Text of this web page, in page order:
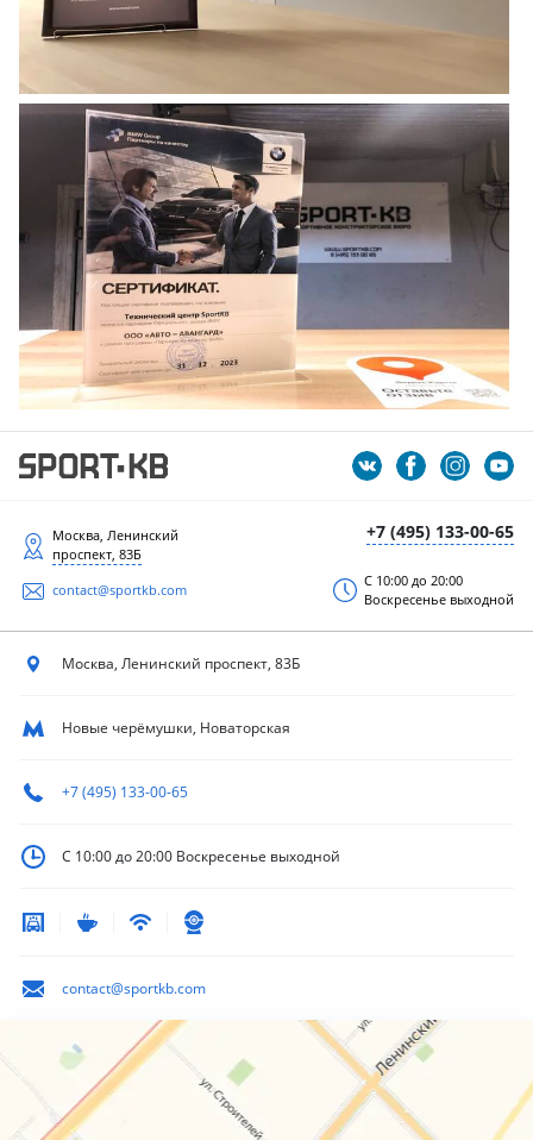
+7 (495) 133-00-65
Москва, Ленинский
проспект, 83Б
contact@sportkb.com
С 10:00 до 20:00
Воскресенье выходной
Москва, Ленинский проспект, 83Б
Новые черёмушки, Новаторская
+7 (495) 133-00-65
С 10:00 до 20:00 Воскресенье выходной
contact@sportkb.com